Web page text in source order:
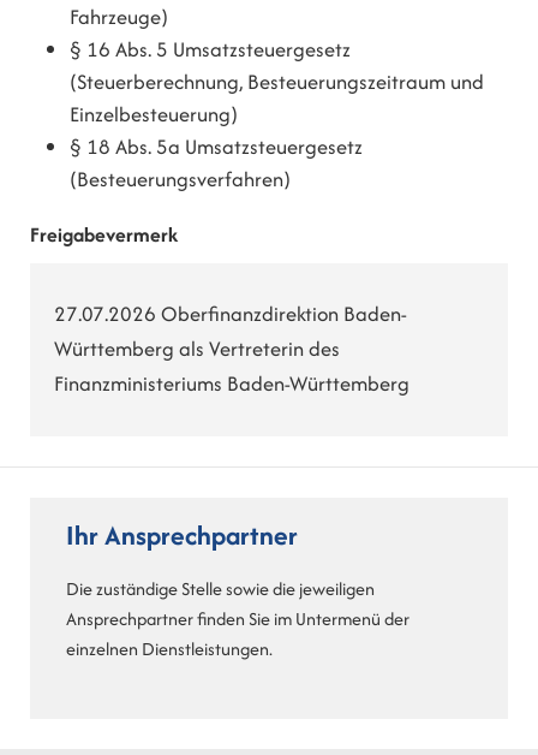
Fahrzeuge)
§ 16 Abs. 5 Umsatzsteuergesetz
(Steuerberechnung, Besteuerungszeitraum und
Einzelbesteuerung)
§ 18 Abs. 5a Umsatzsteuergesetz
(Besteuerungsverfahren)
Freigabevermerk
27.07.2026 Oberfinanzdirektion Baden-
Württemberg als Vertreterin des
Finanzministeriums Baden-Württemberg
Ihr Ansprechpartner
Die zuständige Stelle sowie die jeweiligen
Ansprechpartner finden Sie im Untermenü der
einzelnen Dienstleistungen.